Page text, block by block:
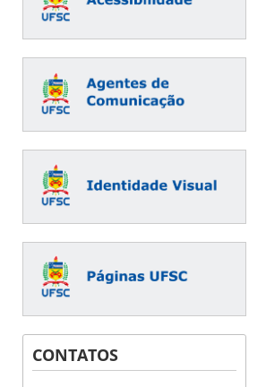
CONTATOS